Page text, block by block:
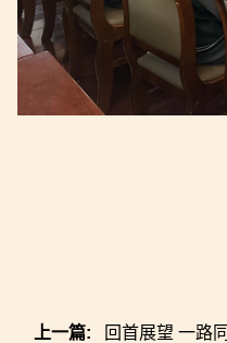
上一篇:
回首展望 一路